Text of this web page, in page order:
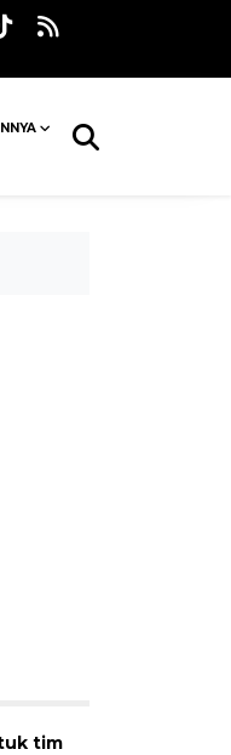
tim